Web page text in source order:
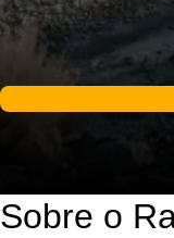
Sobre o